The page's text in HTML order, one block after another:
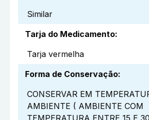
Similar
Tarja do Medicamento:
Tarja vermelha
Forma de Conservação:
CONSERVAR EM
AMBIENTE ( AMBIENTE COM